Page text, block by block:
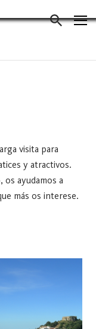
visita para
y atractivos.
os ayudamos a
más os interese.